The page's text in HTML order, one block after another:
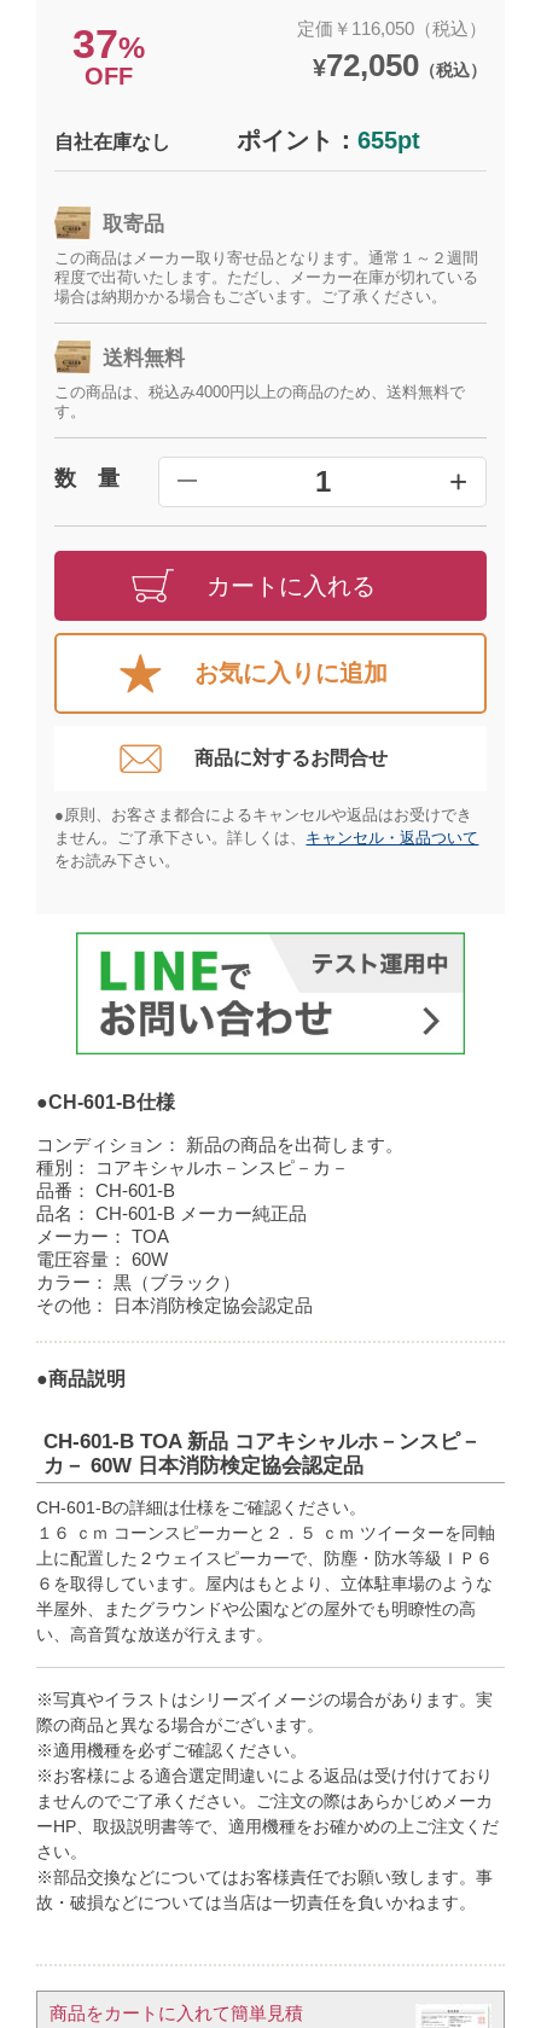
37%
OFF
定価￥116,050（税込）
¥72,050（税込）
自社在庫なし ポイント： 655pt
取寄品
この商品はメーカー取り寄せ品となります。通常１～２週間
程度で出荷いたします。ただし、メーカー在庫が切れている
場合は納期かかる場合もございます。ご了承ください。
送料無料
この商品は、税込み4000円以上の商品のため、送料無料で
す。
数 量 ━ 1 +
カートに入れる
お気に入りに追加
商品に対するお問合せ​
●原則、お客さま都合によるキャンセルや返品はお受けでき
ません。ご了承下さい。詳しくは、 キャンセル・返品ついて
をお読み下さい。​
●CH-601-B仕様
コンディション：
新品の商品を出荷します。
種別：
コアキシャルホ－ンスピ－カ－
品番：
CH-601-B
品名：
CH-601-B メーカー純正品
メーカー：
TOA
電圧容量：
60W
カラー：
黒（ブラック）
その他：
日本消防検定協会認定品
●商品説明
CH-601-B TOA 新品 コアキシャルホ－ンスピ－
カ－ 60W 日本消防検定協会認定品
CH-601-Bの詳細は仕様をご確認ください。
１６ ｃｍ コーンスピーカーと２．５ ｃｍ ツイーターを同軸
上に配置した２ウェイスピーカーで、防塵・防水等級ＩＰ６
６を取得しています。屋内はもとより、立体駐車場のような
半屋外、またグラウンドや公園などの屋外でも明瞭性の高
い、高音質な放送が行えます。
※写真やイラストはシリーズイメージの場合があります。実
際の商品と異なる場合がございます。
※適用機種を必ずご確認ください。
※お客様による適合選定間違いによる返品は受け付けており
ませんのでご了承ください。ご注文の際はあらかじめメーカ
ーHP、取扱説明書等で、適用機種をお確かめの上ご注文くだ
さい。
※部品交換などについてはお客様責任でお願い致します。事
故・破損などについては当店は一切責任を負いかねます。
商品をカートに入れて簡単見積​